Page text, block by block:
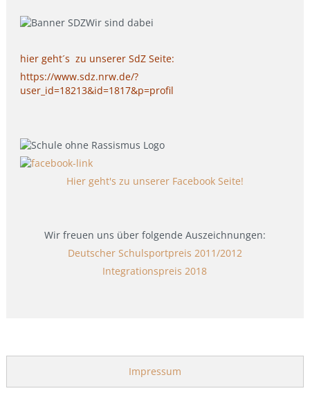
hier geht´s zu unserer SdZ Seite:
https://www.sdz.nrw.de/?
user_id=18213&id=1817&p=profil
Hier geht's zu unserer Facebook Seite!
Wir freuen uns über folgende Auszeichnungen:
Deutscher Schulsportpreis 2011/2012
Integrationspreis 2018
Impressum